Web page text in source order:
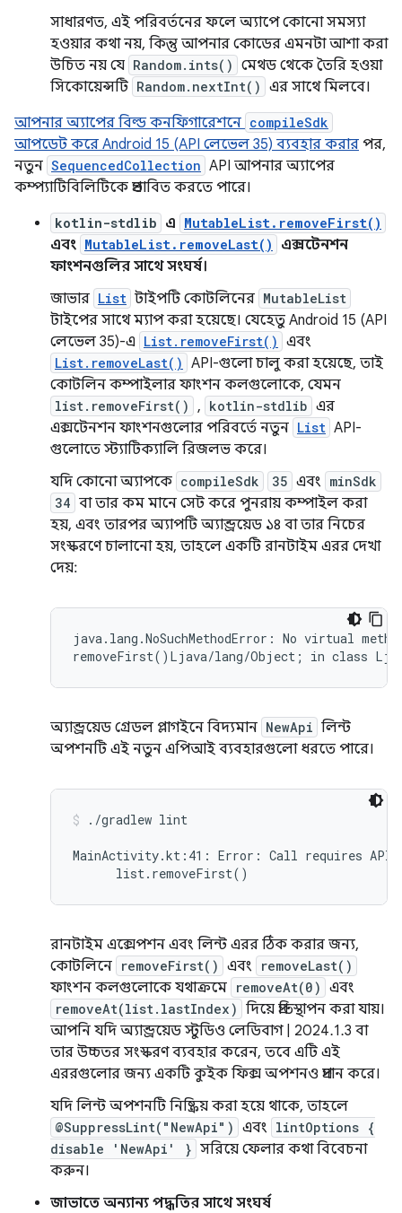
সাধারণত, এই পরিবর্তনের ফলে অ্যাপে কোনো সমস্যা
হওয়ার কথা নয়, কিন্তু আপনার কোডের এমনটা আশা করা
উচিত নয় যে Random.ints() মেথড থেকে তৈরি হওয়া
সিকোয়েন্সটি Random.nextInt() এর সাথে মিলবে।
আপনার অ্যাপের বিল্ড কনফিগারেশনে compileSdk
আপডেট করে Android 15 (API লেভেল 35) ব্যবহার করার পর,
নতুন SequencedCollection API আপনার অ্যাপের
কম্প্যাটিবিলিটিকে প্রভাবিত করতে পারে।
kotlin-stdlib এ MutableList.removeFirst()
এবং MutableList.removeLast()
এক্সটেনশন
ফাংশনগুলির সাথে সংঘর্ষ।
জাভার List টাইপটি কোটলিনের MutableList
টাইপের সাথে ম্যাপ করা হয়েছে। যেহেতু Android 15 (API
লেভেল 35)-এ List.removeFirst() এবং
List.removeLast() API-গুলো চালু করা হয়েছে, তাই
কোটলিন কম্পাইলার ফাংশন কলগুলোকে, যেমন
list.removeFirst() , kotlin-stdlib এর
এক্সটেনশন ফাংশনগুলোর পরিবর্তে নতুন List API-
গুলোতে স্ট্যাটিক্যালি রিজলভ করে।
যদি কোনো অ্যাপকে compileSdk 35 এবং minSdk
34 বা তার কম মানে সেট করে পুনরায় কম্পাইল করা
হয়, এবং তারপর অ্যাপটি অ্যান্ড্রয়েড ১৪ বা তার নিচের
সংস্করণে চালানো হয়, তাহলে একটি রানটাইম এরর দেখা
দেয়:
java.lang.NoSuchMethodError: No virtual
অ্যান্ড্রয়েড গ্রেডল প্লাগইনে বিদ্যমান NewApi লিন্ট
অপশনটি এই নতুন এপিআই ব্যবহারগুলো ধরতে পারে।
./gradlew lint
MainActivity.kt:41: Error: Call requires
রানটাইম এক্সেপশন এবং লিন্ট এরর ঠিক করার জন্য,
কোটলিনে removeFirst() এবং removeLast()
ফাংশন কলগুলোকে যথাক্রমে removeAt(0) এবং
removeAt(list.lastIndex) দিয়ে প্রতিস্থাপন করা যায়।
আপনি যদি অ্যান্ড্রয়েড স্টুডিও লেডিবাগ | 2024.1.3 বা
তার উচ্চতর সংস্করণ ব্যবহার করেন, তবে এটি এই
এররগুলোর জন্য একটি কুইক ফিক্স অপশনও প্রদান করে।
যদি লিন্ট অপশনটি নিষ্ক্রিয় করা হয়ে থাকে, তাহলে
@SuppressLint("NewApi") এবং lintOptions {
disable 'NewApi' } সরিয়ে ফেলার কথা বিবেচনা
করুন।
জাভাতে অন্যান্য পদ্ধতির সাথে সংঘর্ষ